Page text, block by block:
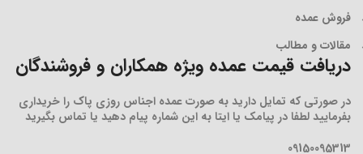
فروش عمده
مقالات و مطالب
دریافت قیمت عمده ویژه همکاران و فروشندگان
در صورتی که تمایل دارید به صورت عمده اجناس روزی پاک را خریداری
بفرمایید لطفا در پیامک یا ایتا به این شماره پیام دهید یا تماس بگیرید
09150095313